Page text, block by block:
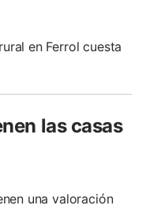
en Ferrol cuesta
las casas
una valoración